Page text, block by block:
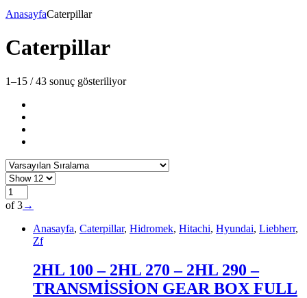
AnasayfaCaterpillar
Caterpillar
1–15 / 43 sonuç gösteriliyor
of 3→
Anasayfa, Caterpillar, Hidromek, Hitachi, Hyundai, Liebherr,
Zf
2HL 100 – 2HL 270 – 2HL 290 –
TRANSMİSSİON GEAR BOX FULL